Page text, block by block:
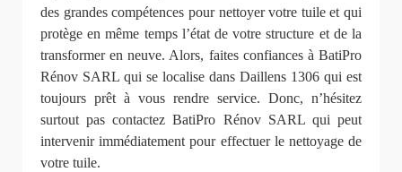
des grandes compétences pour nettoyer votre tuile et qui
protège en même temps l’état de votre structure et de la
transformer en neuve. Alors, faites confiances à BatiPro
Rénov SARL qui se localise dans Daillens 1306 qui est
toujours prêt à vous rendre service. Donc, n’hésitez
surtout pas contactez BatiPro Rénov SARL qui peut
intervenir immédiatement pour effectuer le nettoyage de
votre tuile.